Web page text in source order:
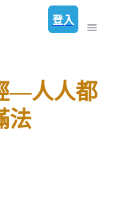
登入
—人人都
法